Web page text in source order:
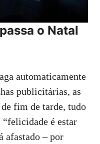
o Natal
automaticamente
publicitárias, as
fim de tarde, tudo
“felicidade é estar
afastado – por